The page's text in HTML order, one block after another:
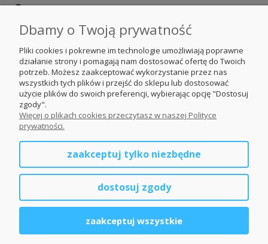
O nas
Moje konto
Obserwuj nas
Nasze portale
Ogrodzenia Śląsk
Ogrodzenia Małopolskie
Ogrodzenia Opolskie
Ogrodzenia dolnośląskie
Dbamy o Twoją prywatność
Pliki cookies i pokrewne im technologie umożliwiają poprawne
działanie strony i pomagają nam dostosować ofertę do Twoich
potrzeb. Możesz zaakceptować wykorzystanie przez nas
wszystkich tych plików i przejść do sklepu lub dostosować
użycie plików do swoich preferencji, wybierając opcję "Dostosuj
zgody".
Więcej o plikach cookies przeczytasz w naszej Polityce
prywatności.
zaakceptuj tylko niezbędne
dostosuj zgody
zaakceptuj wszystkie